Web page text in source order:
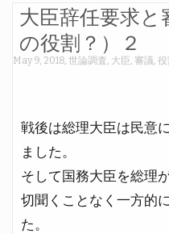
大臣辞任要求と
の役割？）２
May 9, 2018, 世論調査, 大臣, 審議, 役
戦後は総理大臣は民意
ました。
そして国務大臣を総理
切聞くことなく一方的
た。